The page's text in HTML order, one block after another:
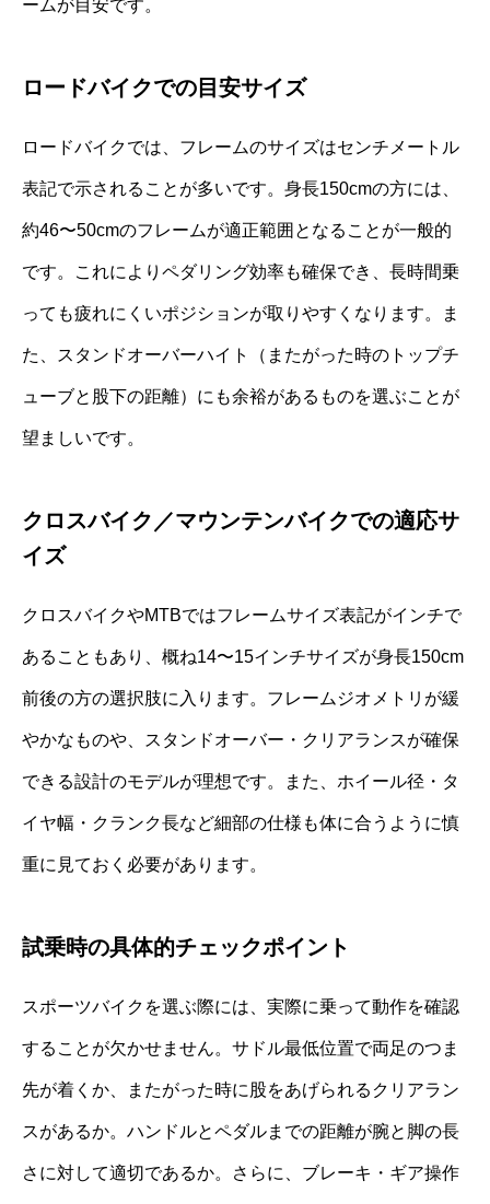
ームが目安です。
ロードバイクでの目安サイズ
ロードバイクでは、フレームのサイズはセンチメートル
表記で示されることが多いです。身長150cmの方には、
約46〜50cmのフレームが適正範囲となることが一般的
です。これによりペダリング効率も確保でき、長時間乗
っても疲れにくいポジションが取りやすくなります。ま
た、スタンドオーバーハイト（またがった時のトップチ
ューブと股下の距離）にも余裕があるものを選ぶことが
望ましいです。
クロスバイク／マウンテンバイクでの適応サ
イズ
クロスバイクやMTBではフレームサイズ表記がインチで
あることもあり、概ね14〜15インチサイズが身長150cm
前後の方の選択肢に入ります。フレームジオメトリが緩
やかなものや、スタンドオーバー・クリアランスが確保
できる設計のモデルが理想です。また、ホイール径・タ
イヤ幅・クランク長など細部の仕様も体に合うように慎
重に見ておく必要があります。
試乗時の具体的チェックポイント
スポーツバイクを選ぶ際には、実際に乗って動作を確認
することが欠かせません。サドル最低位置で両足のつま
先が着くか、またがった時に股をあげられるクリアラン
スがあるか。ハンドルとペダルまでの距離が腕と脚の長
さに対して適切であるか。さらに、ブレーキ・ギア操作